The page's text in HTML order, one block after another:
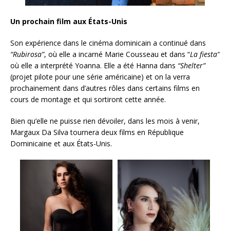
Un prochain film aux États-Unis
Son expérience dans le cinéma dominicain a continué dans
“Rubirosa”, où elle a incarné Marie Cousseau et dans “La fiesta”
où elle a interprété Yoanna. Elle a été Hanna dans “Shelter”
(projet pilote pour une série américaine) et on la verra
prochainement dans d’autres rôles dans certains films en
cours de montage et qui sortiront cette année.
Bien qu’elle ne puisse rien dévoiler, dans les mois à venir,
Margaux Da Silva tournera deux films en République
Dominicaine et aux États-Unis.